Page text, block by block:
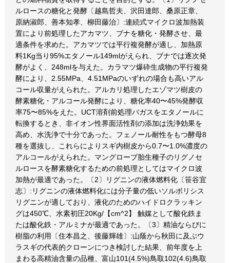
ルロースの糖化と発酵〔越島哲夫、沢田達郎、桑原正章、
原納淑郎、善本知孝、柳田藤治〕:連続式マイクロ波加熱装
置により前処理したアカマツ、ブナを糖化・発酵させ、最
適条件を求めた。アカマツでは平行複発酵が適し、加熱原
料1Kg当り95%エタノール149mlがえられ、ブナでは逐次発
酵がよく、248mlを与えた。カラマツ爆砕生成物の平行複発
酵により、2.55MPa、4.51MPaのいずれの場合も高いアル
コール収量がえられた。アルカリ処理したエゾマツ樹皮の
酵素糖化・アルコール発酵により、糖化率40〜45%発酵収
率75〜85%をえた。UCT溶剤前処理バガスをエタノールに
転換するとき、非イオン性界面活性剤の添加は洗浄効果を
高め、水洗浄で十分であった。フェノール耐性をもつ酵母8
種を選抜し、これらによりスギ内樹皮から0.7〜1.0%濃度の
アルコールがえられた。マングローブ胎生種子のリグノセ
ルロースを酵素糖化するための前処理としてはマイクロ波
加熱が最適であった。〔2〕リグニンの液体燃料化〔笹谷宜
志〕:リグニンの液体燃料化には分子量の低いソルボリシス
リグニンが適しており、液化のためのハイドロクラッキン
グは450℃、水素初圧20Kg/【cm^2】 触媒として酸化鉄ま
たは酸化鉄・アルミナが最適であった。〔3〕精油ならびに
樹脂の利用〔住本昌之、後藤輝雄〕:山蔭から秋田に及ぶウ
ラスギの代表的クローンにつき検討した結果、前年度を上
まわる高精油含量の品種、富山101(4.5%)鳥取102(4.6)鳥取